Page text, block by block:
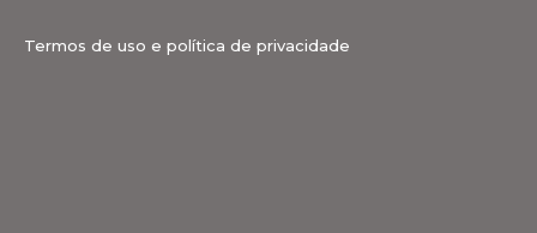
Termos de uso e política de privacidade